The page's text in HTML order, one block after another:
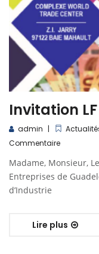
Invitation LF
admin
Commentaire
Madame, Monsieur,
Entreprises de
d’Industrie
Lire plus